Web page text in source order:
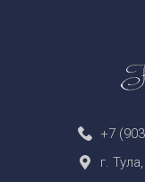
+7
г.